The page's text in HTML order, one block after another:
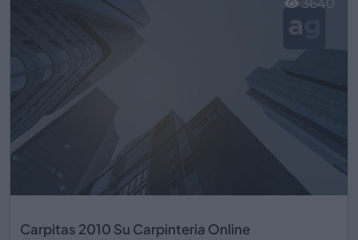
Carpitas 2010 Su Carpinteria Online
3640